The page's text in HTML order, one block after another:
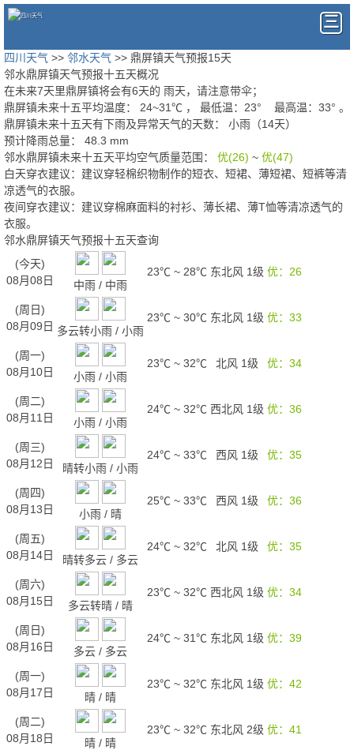
四川天气 >> 邻水天气 >> 鼎屏镇天气预报15天
邻水鼎屏镇天气预报十五天概况
在未来7天里鼎屏镇将会有6天的 雨天，请注意带伞；
鼎屏镇未来十五平均温度： 24~31℃ ， 最低温： 23° 最高温： 33° 。
鼎屏镇未来十五天有下雨及异常天气的天数： 小雨（14天）
预计降雨总量：
48.3 mm
邻水鼎屏镇未来十五天平均空气质量范围： 优(26) ~ 优(47)
白天穿衣建议： 建议穿轻棉织物制作的短衣、短裙、薄短裙、短裤等清
凉透气的衣服。
夜间穿衣建议： 建议穿棉麻面料的衬衫、薄长裙、薄T恤等清凉透气的
衣服。
邻水鼎屏镇天气预报十五天查询
(今天)
08月08日
中雨 / 中雨
23℃ ~ 28℃ 东北风 1级 优：26
(周日)
08月09日 多云转小雨 / 小雨
23℃ ~ 30℃ 东北风 1级 优：33
(周一)
08月10日
小雨 / 小雨
23℃ ~ 32℃ 北风 1级 优：34
(周二)
08月11日
小雨 / 小雨
24℃ ~ 32℃ 西北风 1级 优：36
(周三)
08月12日
晴转小雨 / 小雨
24℃ ~ 33℃ 西风 1级 优：35
(周四)
08月13日
小雨 / 晴
25℃ ~ 33℃ 西风 1级 优：36
(周五)
08月14日
晴转多云 / 多云
24℃ ~ 32℃ 北风 1级 优：35
(周六)
08月15日
多云转晴 / 晴
23℃ ~ 32℃ 西北风 1级 优：34
(周日)
08月16日
多云 / 多云
24℃ ~ 31℃ 东北风 1级 优：39
(周一)
08月17日
晴 / 晴
23℃ ~ 32℃ 东北风 1级 优：42
(周二)
08月18日
晴 / 晴
23℃ ~ 32℃ 东北风 2级 优：41